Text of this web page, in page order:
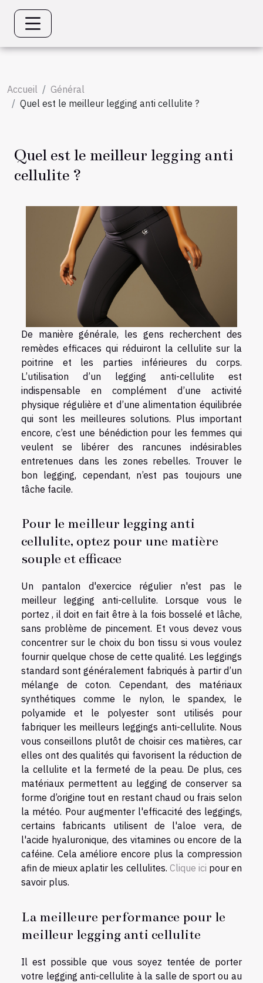
Accueil
Général
Quel est le meilleur legging anti cellulite ?
Quel est le meilleur legging anti
cellulite ?
De manière générale, les gens recherchent des
remèdes efficaces qui réduiront la cellulite sur la
poitrine et les parties inférieures du corps.
L’utilisation d’un legging anti-cellulite est
indispensable en complément d’une activité
physique régulière et d’une alimentation équilibrée
qui sont les meilleures solutions. Plus important
encore, c’est une bénédiction pour les femmes qui
veulent se libérer des rancunes indésirables
entretenues dans les zones rebelles. Trouver le
bon legging, cependant, n’est pas toujours une
tâche facile.
Pour le meilleur legging anti
cellulite, optez pour une matière
souple et efficace
Un pantalon d'exercice régulier n'est pas le
meilleur legging anti-cellulite. Lorsque vous le
portez , il doit en fait être à la fois bosselé et lâche,
sans problème de pincement. Et vous devez vous
concentrer sur le choix du bon tissu si vous voulez
fournir quelque chose de cette qualité. Les leggings
standard sont généralement fabriqués à partir d’un
mélange de coton. Cependant, des matériaux
synthétiques comme le nylon, le spandex, le
polyamide et le polyester sont utilisés pour
fabriquer les meilleurs leggings anti-cellulite. Nous
vous conseillons plutôt de choisir ces matières, car
elles ont des qualités qui favorisent la réduction de
la cellulite et la fermeté de la peau. De plus, ces
matériaux permettent au legging de conserver sa
forme d’origine tout en restant chaud ou frais selon
la météo. Pour augmenter l'efficacité des leggings,
certains fabricants utilisent de l'aloe vera, de
l'acide hyaluronique, des vitamines ou encore de la
caféine. Cela améliore encore plus la compression
afin de mieux aplatir les cellulites. Clique ici pour en
savoir plus.
La meilleure performance pour le
meilleur legging anti cellulite
Il est possible que vous soyez tentée de porter
votre legging anti-cellulite à la salle de sport ou au